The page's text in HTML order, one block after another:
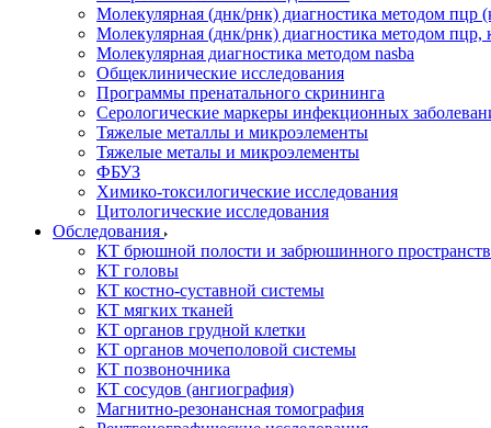
Молекулярная (днк/рнк) диагностика методом пцр
Молекулярная (днк/рнк) диагностика методом пцр,
Молекулярная диагностика методом nasba
Общеклинические исследования
Программы пренатального скрининга
Серологические маркеры инфекционных
Тяжелые металлы и микроэлементы
Тяжелые металы и микроэлементы
ФБУЗ
Химико-токсилогические исследования
Цитологические исследования
Обследования
КТ брюшной полости и забрюшинного
КТ головы
КТ костно-суставной системы
КТ мягких тканей
КТ органов грудной клетки
КТ органов мочеполовой системы
КТ позвоночника
КТ сосудов (ангиография)
Магнитно-резонансная томография